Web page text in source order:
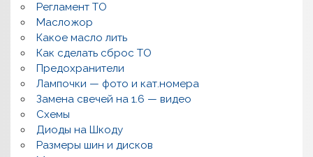
к
и
р
е
м
о
н
т
,
в
о
р
Регламент ТО
Масложор
Какое масло лить
Как сделать сброс ТО
Предохранители
Лампочки — фото и кат.номера
Замена свечей на 1.6 — видео
Схемы
Диоды на Шкоду
Размеры шин и дисков